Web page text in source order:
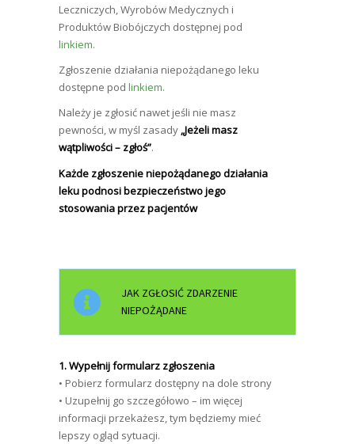
Leczniczych, Wyrobów Medycznych i
Produktów Biobójczych dostępnej pod
linkiem.
Zgłoszenie działania niepożądanego leku
dostępne pod linkiem.
Należy je zgłosić nawet jeśli nie masz
pewności, w myśl zasady „Jeżeli masz
wątpliwości – zgłoś”.
Każde zgłoszenie niepożądanego działania
leku podnosi bezpieczeństwo jego
stosowania przez pacjentów
JAK ZGŁOSIĆ ZDARZENIE
NIEPOŻĄDANE
1. Wypełnij formularz zgłoszenia
• Pobierz formularz dostępny na dole strony
• Uzupełnij go szczegółowo – im więcej
informacji przekażesz, tym będziemy mieć
lepszy ogląd sytuacji.